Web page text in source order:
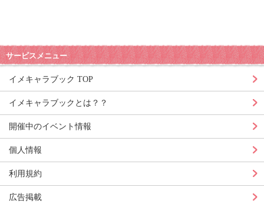
サービスメニュー
イメキャラブック TOP
イメキャラブックとは？？
開催中のイベント情報
個人情報
利用規約
広告掲載